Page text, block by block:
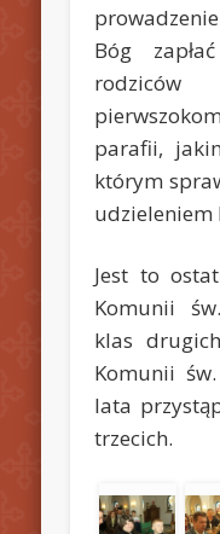
Bóg
parafii,
którym
udzieleniem
Jest to
Komunii
klas
Komunii
lata
trzecich.